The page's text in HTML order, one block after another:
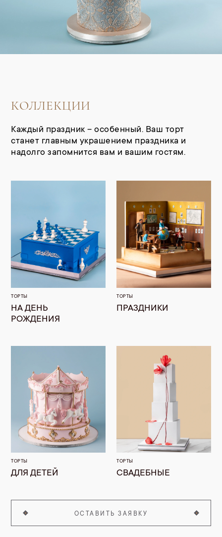
КОЛЛЕКЦИИ
Каждый праздник – особенный. Ваш торт
станет главным украшением праздника и
надолго запомнится вам и вашим гостям.
ТОРТЫ
НА ДЕНЬ
РОЖДЕНИЯ
ТОРТЫ
ПРАЗДНИКИ
ТОРТЫ
ДЛЯ ДЕТЕЙ
ТОРТЫ
СВАДЕБНЫЕ
ОСТАВИТЬ ЗАЯВКУ